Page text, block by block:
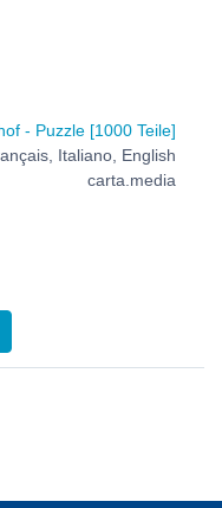
- Puzzle [1000 Teile]
Italiano, English
carta.media